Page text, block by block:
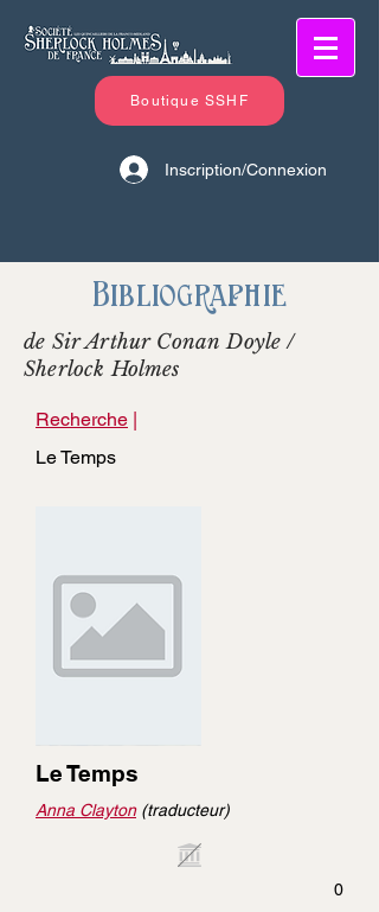
Boutique SSHF
Inscription/Connexion
Bibliographie
de Sir Arthur Conan Doyle /
Sherlock Holmes
Recherche |
Le Temps
Le Temps
Anna Clayton(traducteur)
0